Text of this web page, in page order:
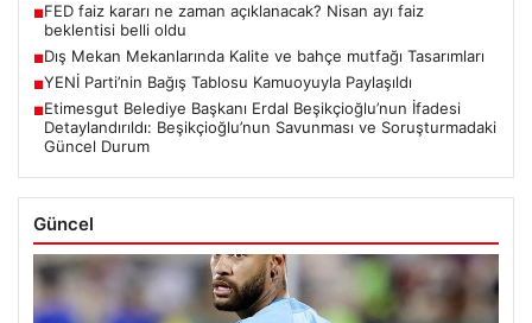
■FED faiz kararı ne zaman açıklanacak? Nisan ayı faiz
beklentisi belli oldu
■Dış Mekan Mekanlarında Kalite ve bahçe mutfağı Tasarımları
■YENİ Parti’nin Bağış Tablosu Kamuoyuyla Paylaşıldı
■Etimesgut Belediye Başkanı Erdal Beşikçioğlu’nun İfadesi
Detaylandırıldı: Beşikçioğlu’nun Savunması ve Soruşturmadaki
Güncel Durum
Güncel